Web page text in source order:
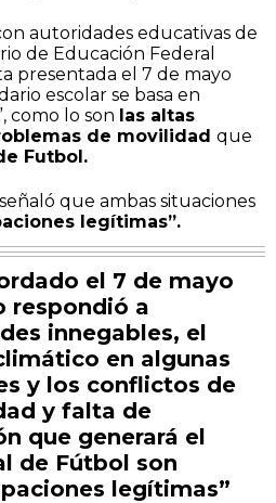
autoridades educativas de
de Educación Federal
presentada el 7 de mayo
escolar se basa en
como lo son las altas
de movilidad que
Futbol.
que ambas situaciones
legítimas”.
el 7 de mayo
respondió a
innegables, el
en algunas
y los conflictos de
y falta de
que generará el
de Fútbol son
legítimas”